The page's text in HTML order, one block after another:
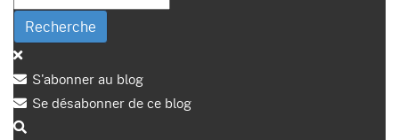
Recherche
S'abonner au blog
Se désabonner de ce blog